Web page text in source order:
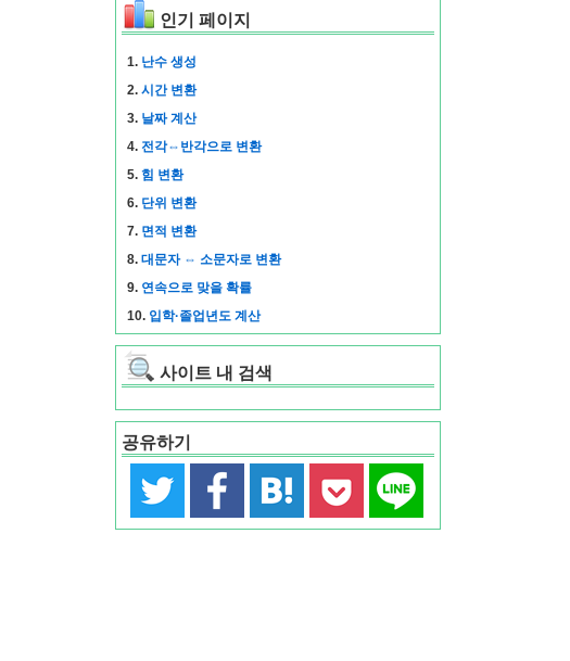
인기 페이지
1. 난수 생성
2. 시간 변환
3. 날짜 계산
4. 전각⇔반각으로 변환
5. 힘 변환
6. 단위 변환
7. 면적 변환
8. 대문자 ⇔ 소문자로 변환
9. 연속으로 맞을 확률
10. 입학·졸업년도 계산
사이트 내 검색
공유하기